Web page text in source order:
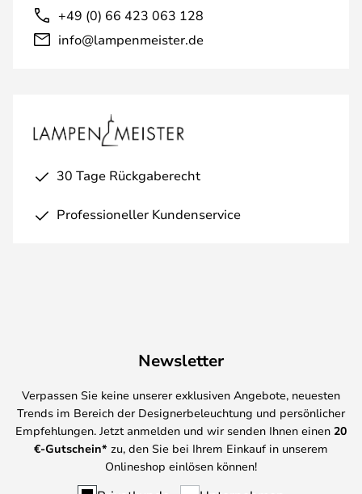
+49 (0) 66 423 063 128
info@lampenmeister.de
30 Tage Rückgaberecht
Professioneller Kundenservice
Newsletter
Verpassen Sie keine unserer exklusiven Angebote, neuesten
Trends im Bereich der Designerbeleuchtung und persönlicher
Empfehlungen. Jetzt anmelden und wir senden Ihnen einen 20
€-Gutschein* zu, den Sie bei Ihrem Einkauf in unserem
Onlineshop einlösen können!